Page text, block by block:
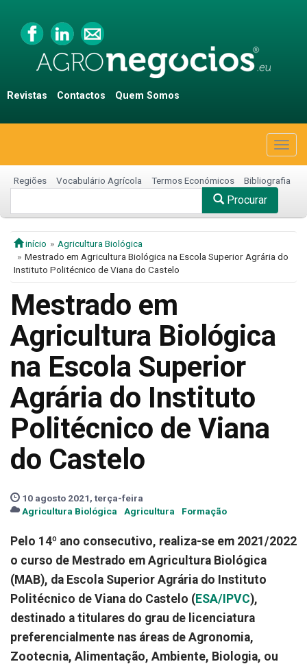
Revistas Contactos Quem Somos
Regiões Vocabulário Agrícola Termos Económicos Bibliografia
Procurar
início
Agricultura Biológica
Mestrado em Agricultura Biológica na Escola Superior Agrária do
Instituto Politécnico de Viana do Castelo
Mestrado em
Agricultura Biológica
na Escola Superior
Agrária do Instituto
Politécnico de Viana
do Castelo
10 agosto 2021, terça-feira
Agricultura Biológica
Agricultura Formação
Pelo 14º ano consecutivo, realiza-se em 2021/2022
o curso de Mestrado em Agricultura Biológica
(MAB), da Escola Superior Agrária do Instituto
Politécnico de Viana do Castelo (ESA/IPVC),
destinado a titulares do grau de licenciatura
preferencialmente nas áreas de Agronomia,
Zootecnia, Alimentação, Ambiente, Biologia, ou